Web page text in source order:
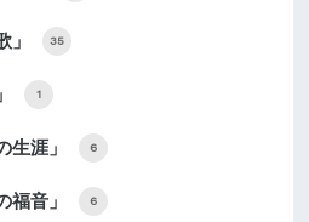
35
1
生涯」 6
福音」 6